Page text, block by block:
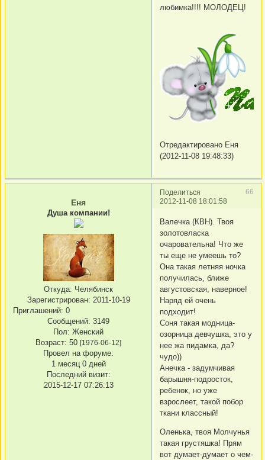
любимка!!!! МОЛОДЕЦ!
Отредактировано Еня
(2012-11-08 19:48:33)
Поделиться
66
2012-11-08 18:01:58
Еня
Душа компании!
Откуда: Челябинск
Зарегистрирован: 2011-10-19
Приглашений: 0
Сообщений: 3149
Пол: Женский
Возраст: 50 [1976-06-12]
Провел на форуме:
1 месяц 0 дней
Последний визит:
2015-12-17 07:26:13
Валечка (КВН). Твоя
золотовласка
очаровательна! Что же
ты еще не умеешь то?
Она такая летняя ночка
получилась, ближе
августовская, наверное!
Наряд ей очень
подходит!
Соня такая модница-
озорница девчушка, это у
нее жа пидамка, да?
чудо))
Анечка - задумчивая
барышня-подросток,
ребенок, но уже
взрослеет, такой побор
ткани классный!
Оленька, твоя Молчунья
такая грустяшка! Прям
вот думает-думает о чем-